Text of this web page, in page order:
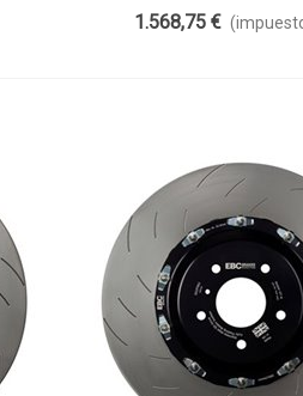
Flotante SG2F015
1.568,75 €